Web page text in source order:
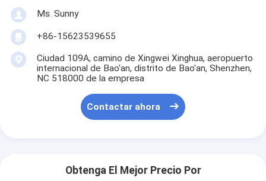
Ms. Sunny
+86-15623539655
Ciudad 109A, camino de Xingwei Xinghua, aeropuerto
internacional de Bao'an, distrito de Bao'an, Shenzhen,
NC 518000 de la empresa
Contactar ahora
Obtenga El Mejor Precio Por